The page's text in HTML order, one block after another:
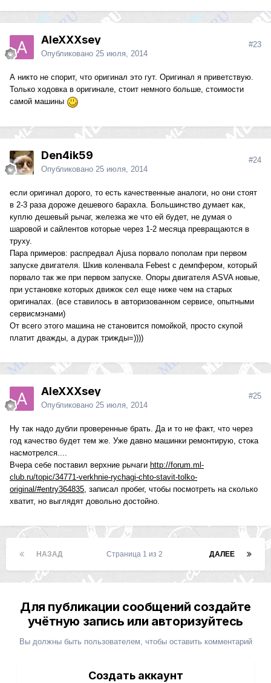
AleXXXsey
Опубликовано 25 июля, 2014
#23
А никто не спорит, что оригинал это гут. Оригинал я приветствую.
Только ходовка в оригинале, стоит немного больше, стоимости
самой машины
Den4ik59
Опубликовано 25 июля, 2014
#24
если оригинал дорого, то есть качественные аналоги, но они стоят
в 2-3 раза дороже дешевого барахла. Большинство думает как,
куплю дешевый рычаг, железка же что ей будет, не думая о
шаровой и сайлентов которые через 1-2 месяца превращаются в
труху.
Пара примеров: распредвал Ajusa порвало пополам при первом
запуске двигателя. Шкив коленвала Febest с демпфером, который
порвало так же при первом запуске. Опоры двигателя ASVA новые,
при установке которых движок сел еще ниже чем на старых
оригиналах. (все ставилось в авторизованном сервисе, опытными
сервисмэнами)
От всего этого машина не становится помойкой, просто скупой
платит дважды, а дурак трижды=))))
AleXXXsey
Опубликовано 25 июля, 2014
#25
Ну так надо дубли проверенные брать. Да и то не факт, что через
год качество будет тем же. Уже давно машинки ремонтирую, стока
насмотрелся....
Вчера себе поставил верхние рычаги http://forum.ml-
club.ru/topic/34771-verkhnie-rychagi-chto-stavit-tolko-
original/#entry364835, записал пробег, чтобы посмотреть на сколько
хватит, но выглядят довольно достойно.
НАЗАД ДАЛЕЕ
Страница 1 из 2
Для публикации сообщений создайте
учётную запись или авторизуйтесь
Вы должны быть пользователем, чтобы оставить комментарий
Создать аккаунт